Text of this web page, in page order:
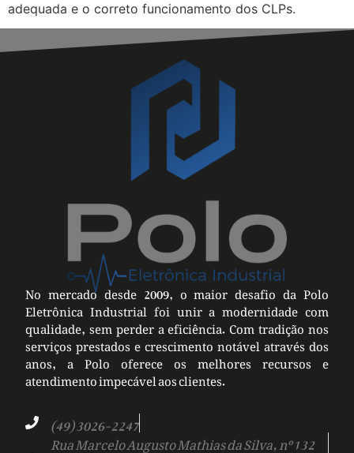
adequada e o correto funcionamento dos CLPs.
No mercado desde 2009, o maior desafio da Polo
Eletrônica Industrial foi unir a modernidade com
qualidade, sem perder a eficiência. Com tradição nos
serviços prestados e crescimento notável através dos
anos, a Polo oferece os melhores recursos e
atendimento impecável aos clientes.
(49) 3026-2247
Rua Marcelo Augusto Mathias da Silva, nº 132